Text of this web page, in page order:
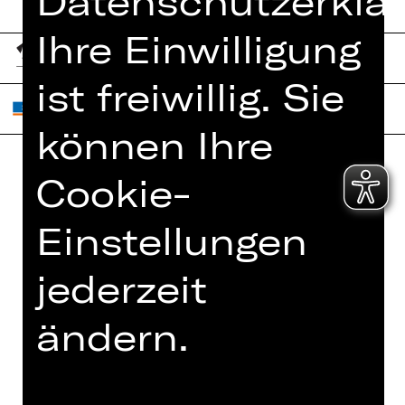
Home
Spielplan
Künstler*innen
Newsletter
Kartenkauf
Abos 26/27
ZVB/L
Ihre Einwilligung
ist freiwillig. Sie
können Ihre
Cookie-
Einstellungen
jederzeit
ändern.